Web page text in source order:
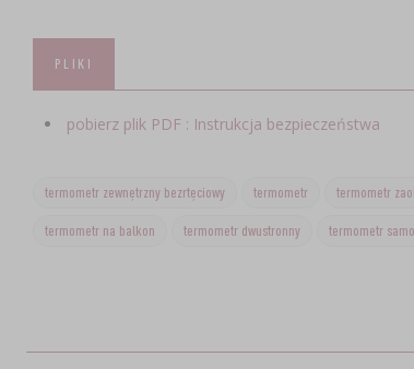
PLIKI
pobierz plik PDF : Instrukcja bezpieczeństwa
termometr zewnętrzny bezrtęciowy termometr termometr
termometr na balkon termometr dwustronny termometr